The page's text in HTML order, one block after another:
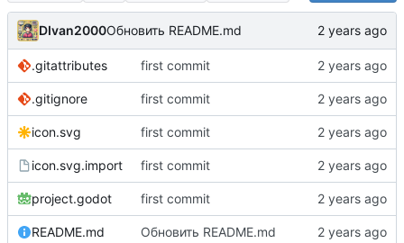
DIvan2000Обновить README.md
.gitattributes first commit
.gitignore first commit
icon.svg first commit
icon.svg.import first commit
project.godot first commit
README.md Обновить README.md